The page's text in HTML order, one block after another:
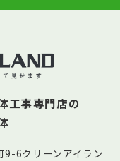
工事専門店の
6クリーンアイラン